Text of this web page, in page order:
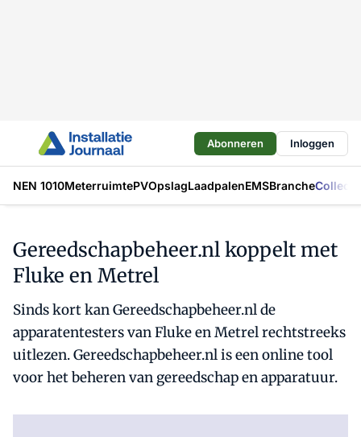
Abonneren Inloggen
NEN 1010MeterruimtePVOpslagLaadpalenEMSBranche
Gereedschapbeheer.nl koppelt met
Fluke en Metrel
Sinds kort kan Gereedschapbeheer.nl de
apparatentesters van Fluke en Metrel rechtstreeks
uitlezen. Gereedschapbeheer.nl is een online tool
voor het beheren van gereedschap en apparatuur.